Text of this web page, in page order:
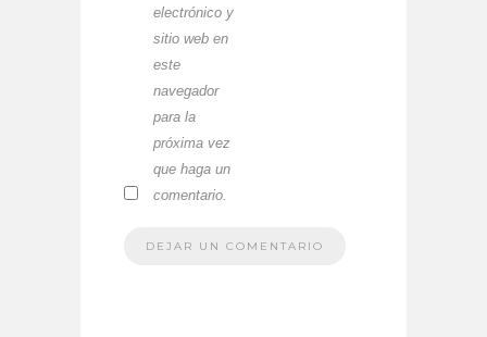
electrónico y
sitio web en
este
navegador
para la
próxima vez
que haga un
comentario.